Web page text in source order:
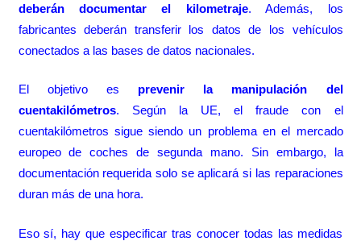
deberán documentar el kilometraje. Además, los
fabricantes deberán transferir los datos de los vehículos
conectados a las bases de datos nacionales.
El objetivo es prevenir la manipulación del
cuentakilómetros. Según la UE, el fraude con el
cuentakilómetros sigue siendo un problema en el mercado
europeo de coches de segunda mano. Sin embargo, la
documentación requerida solo se aplicará si las reparaciones
duran más de una hora.
Eso sí, hay que especificar tras conocer todas las medidas